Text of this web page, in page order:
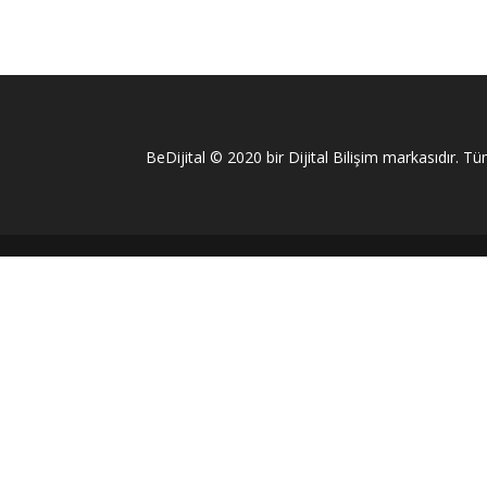
BeDijital © 2020 bir Dijital Bilişim markasıdır.